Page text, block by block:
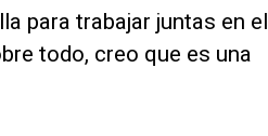
para trabajar juntas en el
todo, creo que es una